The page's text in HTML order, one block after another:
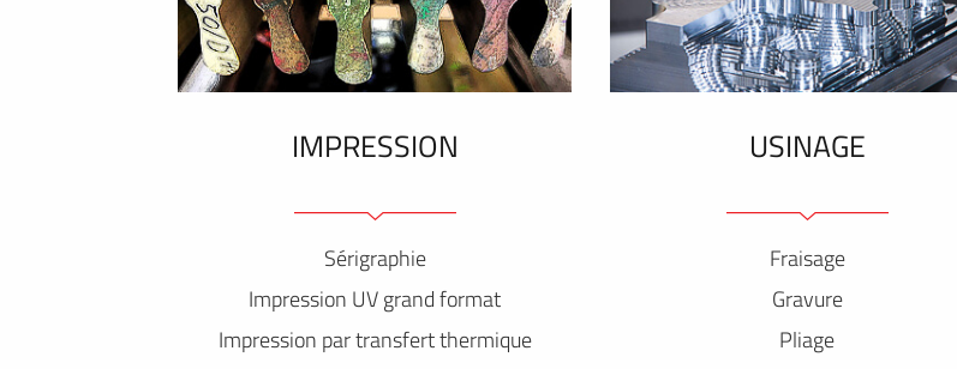
IMPRESSION
Sérigraphie
Impression UV grand format
Impression par transfert thermique
USINAGE
Fraisage
Gravure
Pliage